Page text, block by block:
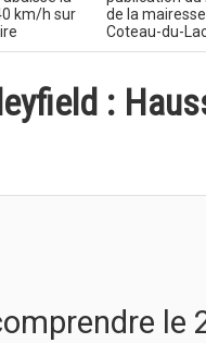
km/h sur
de la
Coteau-du-
:
le